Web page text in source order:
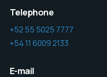
Telephone
+52 55 5025 7777
+54 11 6009 2133
E-mail